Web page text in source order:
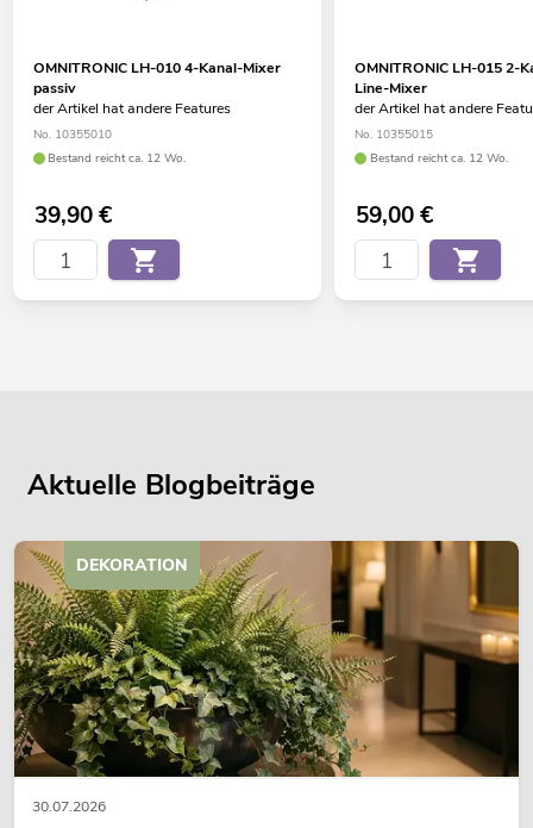
OMNITRONIC LH-010 4-Kanal-Mixer
passiv
der Artikel hat andere Features
No. 10355010
Bestand reicht ca. 12 Wo.
39,90€
OMNITRONIC LH-015 2-
Line-Mixer
der Artikel hat andere
No. 10355015
Bestand reicht ca. 12 Wo.
59,00€
Aktuelle Blogbeiträge
30.07.2026
DEKORATION